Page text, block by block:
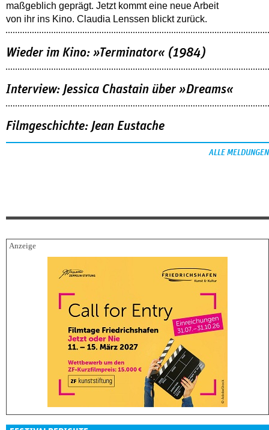
maßgeblich geprägt. Jetzt kommt eine neue Arbeit
von ihr ins Kino. Claudia Lenssen blickt zurück.
Wieder im Kino: »Terminator« (1984)
Interview: Jessica Chastain über »Dreams«
Filmgeschichte: Jean Eustache
ALLE MELDUNGEN